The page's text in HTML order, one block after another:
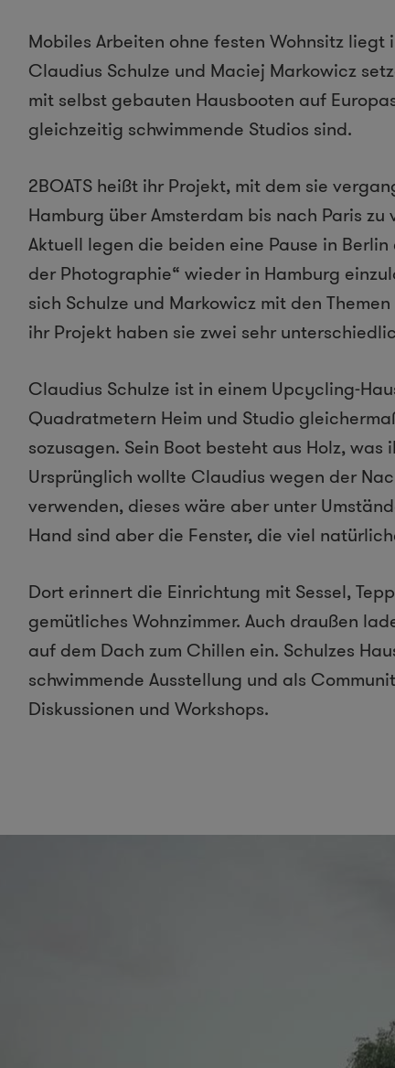
Mobiles Arbeiten ohne festen Wohnsitz
Claudius Schulze und Maciej Markowicz
mit selbst gebauten Hausbooten auf
gleichzeitig schwimmende Studios sind.
2BOATS heißt ihr Projekt, mit dem sie
Hamburg über Amsterdam bis nach Paris
Aktuell legen die beiden eine Pause in
der Photographie“ wieder in Hamburg
sich Schulze und Markowicz mit den
ihr Projekt haben sie zwei sehr
Claudius Schulze ist in einem Upcycling-
Quadratmetern Heim und Studio
sozusagen. Sein Boot besteht aus Holz,
Ursprünglich wollte Claudius wegen der
verwenden, dieses wäre aber unter
Hand sind aber die Fenster, die viel
Dort erinnert die Einrichtung mit Sessel,
gemütliches Wohnzimmer. Auch draußen
auf dem Dach zum Chillen ein. Schulzes
schwimmende Ausstellung und als
Diskussionen und Workshops.